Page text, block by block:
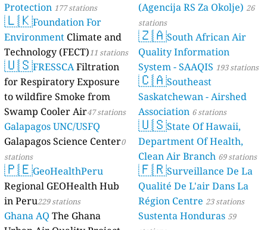
Protection 177 stations
🇱🇰Foundation For
Environment Climate and
Technology (FECT)11 stations
🇺🇸FRESSCAFiltration
for Respiratory Exposure
to wildfire Smoke from
Swamp Cooler Air47 stations
Galapagos UNC/USFQ
Galapagos Science Center0
stations
🇵🇪GeoHealthPeru
Regional GEOHealth Hub
in Peru229 stations
Ghana AQ The Ghana
(Agencija RS Za Okolje) 26
stations
🇿🇦South African Air
Quality Information
System - SAAQIS 193 stations
🇨🇦Southeast
Saskatchewan - Airshed
Association 6 stations
🇺🇸State Of Hawaii,
Department Of Health,
Clean Air Branch 69 stations
🇫🇷Surveillance De La
Qualité De L'air Dans La
Région Centre 23 stations
Sustenta Honduras 59